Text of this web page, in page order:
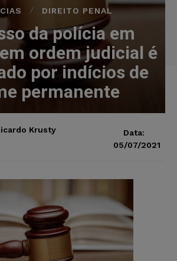
DIREITO PENAL
da polícia em
ordem judicial é
por indícios de
permanente
Krusty
Data:
05/07/2021